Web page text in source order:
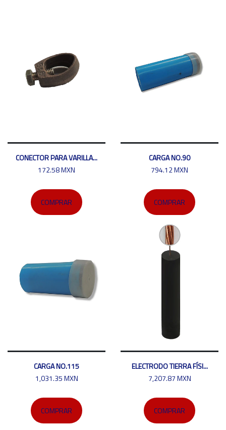
CONECTOR PARA VARILLA...
172.58 MXN
COMPRAR
CARGA NO.90
794.12 MXN
COMPRAR
CARGA NO.115
1,031.35 MXN
COMPRAR
ELECTRODO TIERRA FÍSI...
7,207.87 MXN
COMPRAR